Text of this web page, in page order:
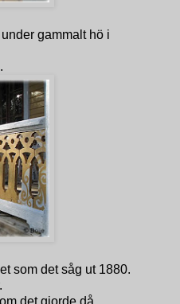
gammalt hö i
som det såg ut 1880.
det gjorde då.